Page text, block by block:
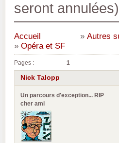
seront
Accueil » Autres
» Opéra et SF
Pages : 1
Nick Talopp
Un parcours d'exception... RIP
cher ami